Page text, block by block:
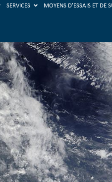
SERVICES MOYENS D'ESSAIS ET DE